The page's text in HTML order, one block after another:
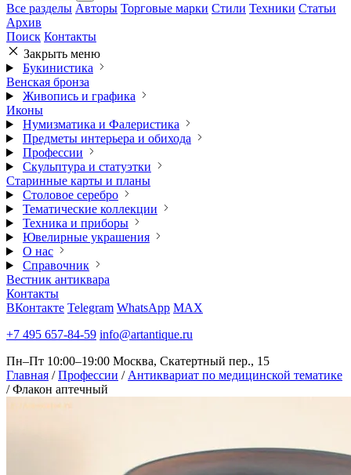
Все разделы Авторы Торговые марки Стили Техники Статьи
Архив
Поиск Контакты
Закрыть меню
Букинистика
Венская бронза
Живопись и графика
Иконы
Нумизматика и Фалеристика
Предметы интерьера и обихода
Профессии
Скульптура и статуэтки
Старинные карты и планы
Столовое серебро
Тематические коллекции
Техника и приборы
Ювелирные украшения
О нас
Справочник
Вестник антиквара
Контакты
ВКонтакте Telegram WhatsApp MAX
+7 495 657-84-59 info@artantique.ru
Пн–Пт 10:00–19:00 Москва, Скатертный пер., 15
Главная / Профессии / Антиквариат по медицинской тематике
/ Флакон аптечный